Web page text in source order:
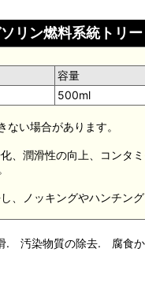
リン燃料系統トリー
容量
500ml
い場合があります。
、潤滑性の向上、コンタ
、ノッキングやハンチン
. 汚染物質の除去. 腐食